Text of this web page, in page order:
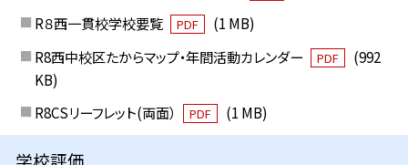
R８西一貫校学校要覧
PDF
(1 MB)
R8西中校区たからマップ・年間活動カレンダー
PDF
(992
KB)
R8CSリーフレット(両面）
PDF (1 MB)
学校評価